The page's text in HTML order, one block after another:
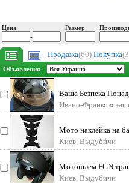
Цена:
-
Размер:
Продажа(60) Покупка
Объявления -
Ваша Безпека
Стан: Пр
Ивано-Франковская
Мото наклейка на
Киев, Выдубичи
Мотошлем FGN
Шлем FG
Киев, Выдубичи